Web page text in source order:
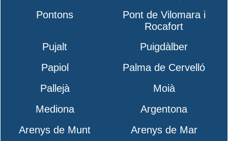
Pontons
Pont de Vilomara i
Rocafort
Pujalt
Puigdàlber
Papiol
Palma de Cervelló
Pallejà
Moià
Mediona
Argentona
Arenys de Munt
Arenys de Mar